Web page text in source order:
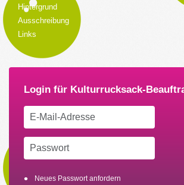
Hintergrund
Ausschreibung
Links
Neues Passwort anfordern